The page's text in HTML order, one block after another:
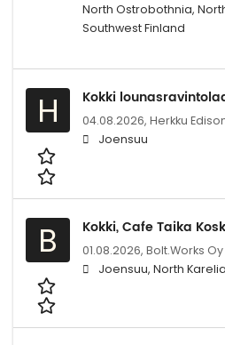
North Ostrobothnia,
Southwest Finland
H Kokki
04.08.2026, Herkku
Joensuu
B Kokki, Cafe Taika
01.08.2026, Bolt.Works Oy
Joensuu, North Karelia